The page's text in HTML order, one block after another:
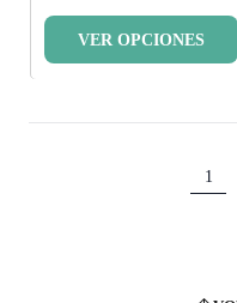
VER OPCIONES
1